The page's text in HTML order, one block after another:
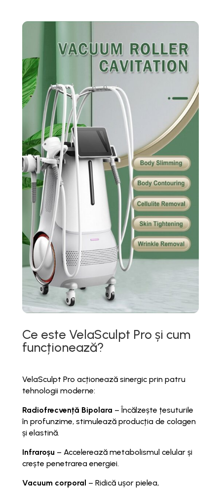
Ce este VelaSculpt Pro și cum
funcționează?
VelaSculpt Pro acționează sinergic prin patru
tehnologii moderne:
Radiofrecvență Bipolara – Încălzește țesuturile
în profunzime, stimulează producția de colagen
și elastină.
Infraroșu – Accelerează metabolismul celular și
crește penetrarea energiei.
Vacuum corporal – Ridică ușor pielea,